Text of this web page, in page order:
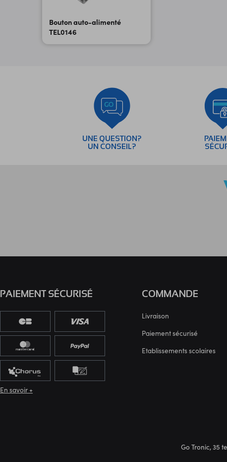
Bouton auto-alimenté
TEL0146
UNE QUESTION?
UN CONSEIL?
COMMANDE
Livraison
Paiement sécurisé
Etablissements scolaires
PAIEMENT SÉCURISÉ
En savoir +
Go Tronic, 35